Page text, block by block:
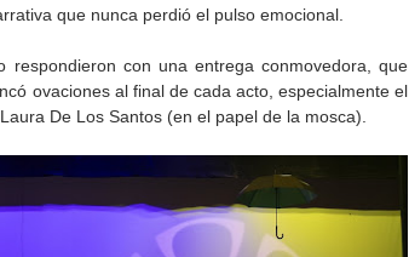
que nunca perdió el pulso emocional.
respondieron con una entrega conmovedora, que
ovaciones al final de cada acto, especialmente el
De Los Santos (en el papel de la mosca).